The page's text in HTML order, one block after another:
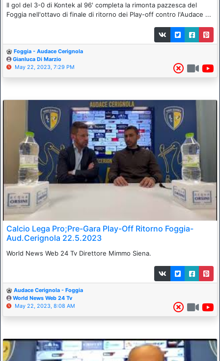
Il gol del 3-0 di Kontek al 96' completa la rimonta pazzesca del
Foggia nell'ottavo di finale di ritorno dei Play-off contro l'Audace ...
Foggia - Audace Cerignola
Gianluca Di Marzio
May 22, 2023, 7:29 PM
Calcio Lega Pro;Pre-Gara Play-Off Ritorno Foggia-
Aud.Cerignola 22.5.2023
World News Web 24 Tv Direttore Mimmo Siena.
Audace Cerignola - Foggia
World News Web 24 Tv
May 22, 2023, 8:08 AM